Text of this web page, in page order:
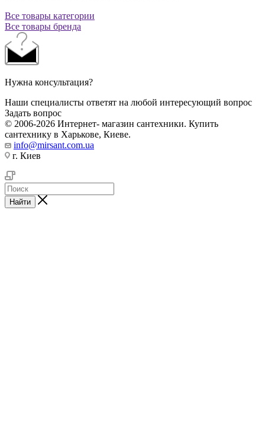
Все товары категории
Все товары бренда
Нужна консультация?
Наши специалисты ответят на любой интересующий вопрос
Задать вопрос
© 2006-2026 Интернет- магазин сантехники. Купить
сантехнику в Харькове, Киеве.
info@mirsant.com.ua
г. Киев
Найти